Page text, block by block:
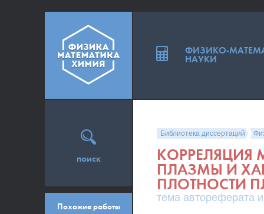
Библиотека диссертаций
КОРРЕЛЯЦИЯ
ПЛАЗМЫ И
ПЛОТНОСТИ
тема автореферата
поиск
Похожие работы
ФИЗИКО-
НАУКИ